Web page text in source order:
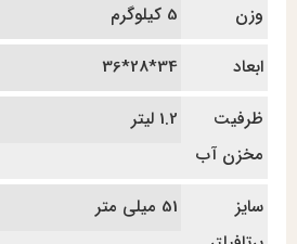
وزن
5 کیلوگرم
ابعاد
34*28*36
ظرفیت
مخزن آب
1.2 لیتر
سایز
51 میلی متر